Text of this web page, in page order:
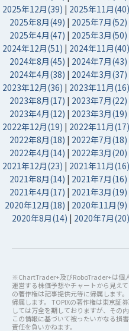
2025年12月(39) | 2025年11月(40)
2025年8月(49) | 2025年7月(52)
2025年4月(47) | 2025年3月(50)
2024年12月(51) | 2024年11月(40)
2024年8月(45) | 2024年7月(43)
2024年4月(38) | 2024年3月(37)
2023年12月(36) | 2023年11月(16)
2023年8月(17) | 2023年7月(22)
2023年4月(12) | 2023年3月(19)
2022年12月(19) | 2022年11月(17)
2022年8月(18) | 2022年7月(18)
2022年4月(14) | 2022年3月(20)
2021年12月(23) | 2021年11月(16)
2021年8月(14) | 2021年7月(16)
2021年4月(17) | 2021年3月(19)
2020年12月(18) | 2020年11月(9)
2020年8月(14) | 2020年7月(20)
※ChartTrader+及びRoboTrader+は個
運営する株価予想やチャートから見え
の著作権は記事提供元等に帰属します
帰属します。 TOPIXの著作権は東京証
しては万全を期しておりますが、その
この情報に基づいて被ったいかなる損
責任を負いかねます。